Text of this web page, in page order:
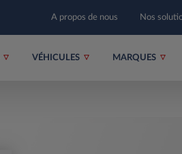
A propos de nous Nos
VÉHICULES MARQUES